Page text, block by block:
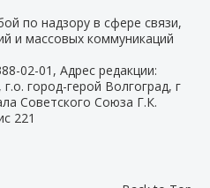
по надзору в сфере связи,
и массовых коммуникаций
02-01 , Адрес редакции:
город-герой Волгоград, г
Советского Союза Г.К.
221